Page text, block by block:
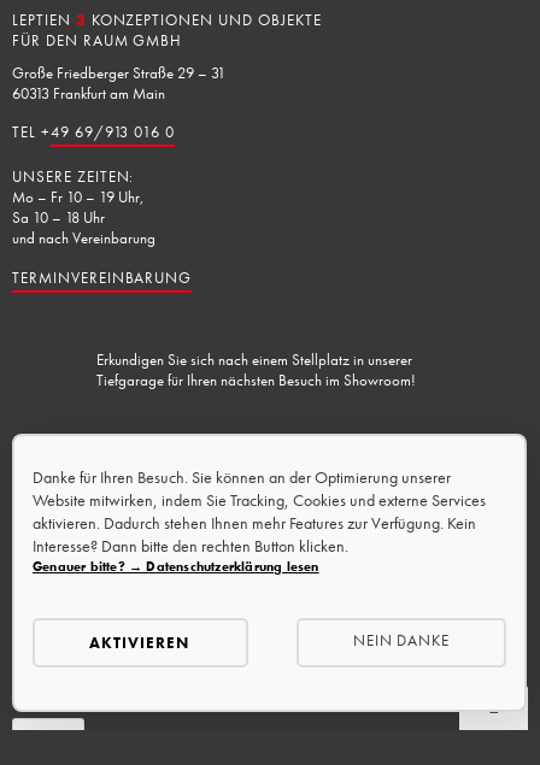
Danke für Ihren Besuch. Sie können an der Optimierung unserer
Website mitwirken, indem Sie Tracking, Cookies und externe Services
aktivieren. Dadurch stehen Ihnen mehr Features zur Verfügung. Kein
Interesse? Dann bitte den rechten Button klicken.
Genauer bitte? → Datenschutzerklärung lesen
AKTIVIEREN NEIN DANKE
LEPTIEN 3 KONZEPTIONEN UND OBJEKTE
FÜR DEN RAUM GMBH
Große Friedberger Straße 29 – 31
60313 Frankfurt am Main
TEL +49 69/913 016 0
UNSERE ZEITEN:
Mo – Fr 10 – 19 Uhr,
Sa 10 – 18 Uhr
und nach Vereinbarung
TERMINVEREINBARUNG
Erkundigen Sie sich nach einem Stellplatz in unserer
Tiefgarage für Ihren nächsten Besuch im Showroom!
Lademöglichkeit vorhanden.